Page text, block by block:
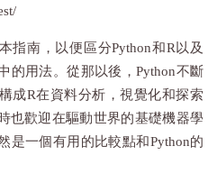
指南，以便區分Python和R以及
的用法。從那以後，Python不斷
成R在資料分析，視覺化和探索
也歡迎在驅動世界的基礎機器學
是一個有用的比較點和Python的